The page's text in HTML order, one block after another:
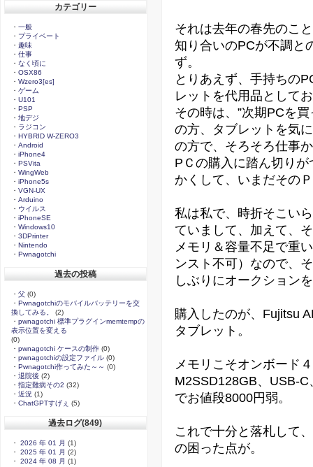
それは去年の春先のこ
知り合いのPCが不調と
ず。
とりあえず、手持ちの
レットを代用品として
その時は、”次期PCを
の方、タブレットを気
の方で、そろそろ仕事
PＣの購入に踏ん切り
かくして、いまだその
私は私で、時折そこい
ていまして、加えて、
メモリ＆容量不足で重
ンスト不可）なので、
しぶりにオークション
購入したのが、Fujitsu
タブレット。
メモリこそオンボード
M2SSD128GB、USB-
でお値段8000円弱。
これで十分と落札して
の困った点が。
カテゴリー
・ 一般
・ プライベート
・ 趣味
・ 仕事
・ なく頃に
・ OSX86
・ Wzero3[es]
・ ゲーム
・ U101
・ PSP
・ 地デジ
・ ラジコン
・ HYBRID W-ZERO3
・ Android
・ iPhone4
・ PSVita
・ WingWeb
・ iPhone5s
・ VGN-UX
・ Arduino
・ ウイルス
・ iPhoneSE
・ Windows10
・ 3DPrinter
・ Nintendo
・ Pwnagotchi
過去の投稿
・ 父 (0)
・ Pwnagotchiのモバイルバッテリーを交
換してみる。
(2)
・ pwnagotchi 標準プラグインmemtempの
表示位置を変える
(0)
・ pwnagotchi ケースの制作 (0)
・ pwnagotchiの設定ファイル (0)
・ Pwnagotchi作ってみた～～ (0)
・ 退院後 (2)
・ 指定難病その2 (32)
・ 近況 (1)
・ ChatGPTすげぇ (5)
過去ログ(849)
・ 2026 年 01 月 (1)
・
2025 年 01 月 (2)
・
2024 年 08 月 (1)